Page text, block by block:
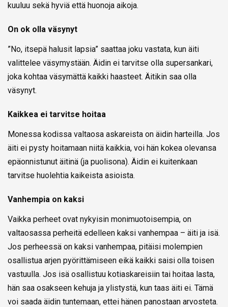
kuuluu sekä hyviä että huonoja aikoja.
On ok olla väsynyt
”No, itsepä halusit lapsia” saattaa joku vastata, kun äiti
valittelee väsymystään. Äidin ei tarvitse olla supersankari,
joka kohtaa väsymättä kaikki haasteet. Äitikin saa olla
väsynyt.
Kaikkea ei tarvitse hoitaa
Monessa kodissa valtaosa askareista on äidin harteilla. Jos
äiti ei pysty hoitamaan niitä kaikkia, voi hän kokea olevansa
epäonnistunut äitinä (ja puolisona). Äidin ei kuitenkaan
tarvitse huolehtia kaikeista asioista.
Vanhempia on kaksi
Vaikka perheet ovat nykyisin monimuotoisempia, on
valtaosassa perheitä edelleen kaksi vanhempaa – äiti ja isä.
Jos perheessä on kaksi vanhempaa, pitäisi molempien
osallistua arjen pyörittämiseen eikä kaikki saisi olla toisen
vastuulla. Jos isä osallistuu kotiaskareisiin tai hoitaa lasta,
hän saa osakseen kehuja ja ylistystä, kun taas äiti ei. Tämä
voi saada äidin tuntemaan, ettei hänen panostaan arvosteta.